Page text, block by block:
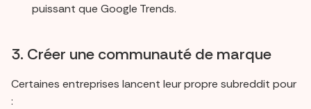
puissant que Google Trends.
3. Créer une communauté de marque
Certaines entreprises lancent leur propre subreddit pour
: